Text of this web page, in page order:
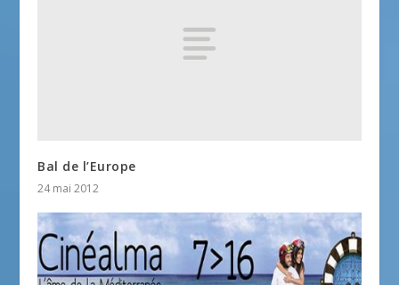
Bal de l’Europe
24 mai 2012